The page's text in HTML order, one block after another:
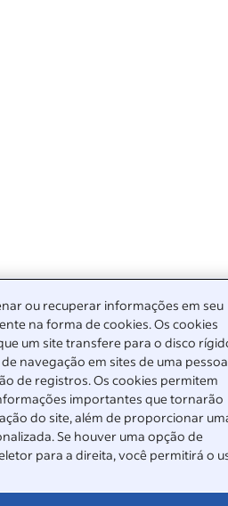
ou recuperar informações em seu
na forma de cookies. Os cookies
um site transfere para o disco
navegação em sites de uma pessoa
de registros. Os cookies permitem
importantes que tornarão
do site, além de proporcionar
Se houver uma opção de
para a direita, você permitirá o